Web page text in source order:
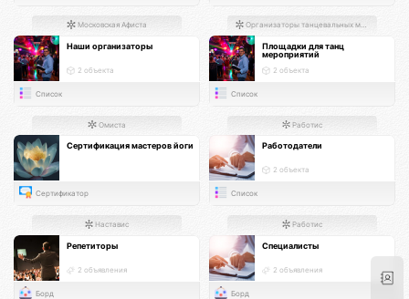
Московская Афиста
Наши организаторы
2 объекта
Список
Организаторы танцевальных мероприятий
Площадки для танц
мероприятий
2 объекта
Список
Омиста
Сертификация мастеров йоги
Сертификатор
Работис
Работодатели
2 объекта
Список
Наставис
Репетиторы
2 объявления
Борд
Работис
Специалисты
2 объявления
Борд